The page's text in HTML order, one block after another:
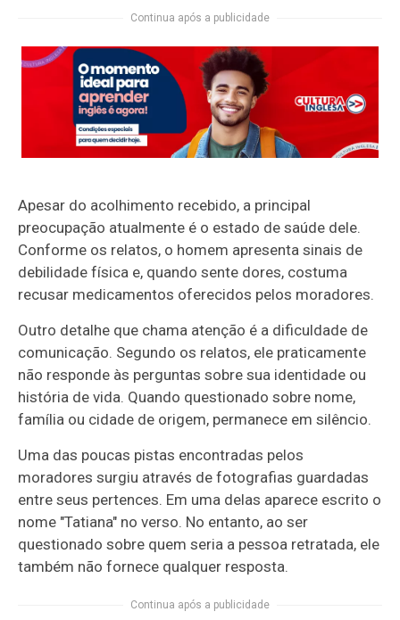
Continua após a publicidade
Apesar do acolhimento recebido, a principal
preocupação atualmente é o estado de saúde dele.
Conforme os relatos, o homem apresenta sinais de
debilidade física e, quando sente dores, costuma
recusar medicamentos oferecidos pelos moradores.
Outro detalhe que chama atenção é a dificuldade de
comunicação. Segundo os relatos, ele praticamente
não responde às perguntas sobre sua identidade ou
história de vida. Quando questionado sobre nome,
família ou cidade de origem, permanece em silêncio.
Uma das poucas pistas encontradas pelos
moradores surgiu através de fotografias guardadas
entre seus pertences. Em uma delas aparece escrito o
nome "Tatiana" no verso. No entanto, ao ser
questionado sobre quem seria a pessoa retratada, ele
também não fornece qualquer resposta.
Continua após a publicidade